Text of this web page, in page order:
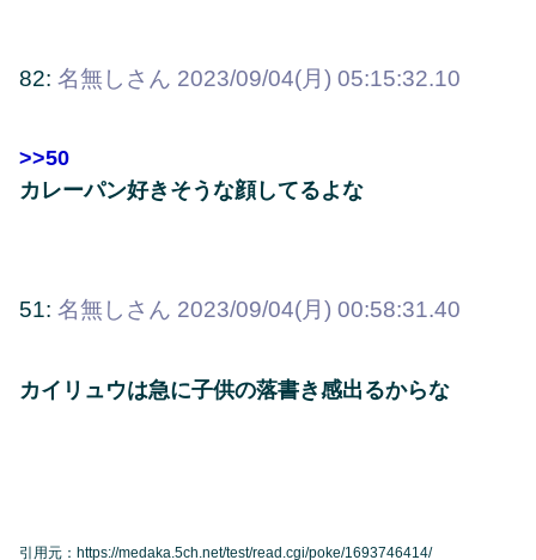
82: 名無しさん 2023/09/04(月) 05:15:32.10
>>50
カレーパン好きそうな顔してるよな
51: 名無しさん 2023/09/04(月) 00:58:31.40
カイリュウは急に子供の落書き感出るからな
引用元：https://medaka.5ch.net/test/read.cgi/poke/1693746414/